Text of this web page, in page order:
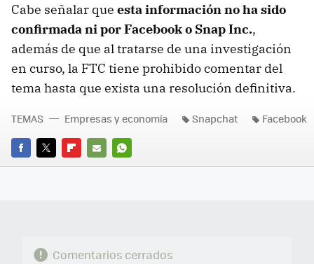
Cabe señalar que esta información no ha sido
confirmada ni por Facebook o Snap Inc.,
además de que al tratarse de una investigación
en curso, la FTC tiene prohibido comentar del
tema hasta que exista una resolución definitiva.
FACEBOOK
TWITTERFLIPBOARD
E-
WHATSAPP
TEMAS Empresas y economía Snapchat Facebook
Comentarios cerrados